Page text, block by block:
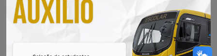
Radar Transparência Pública